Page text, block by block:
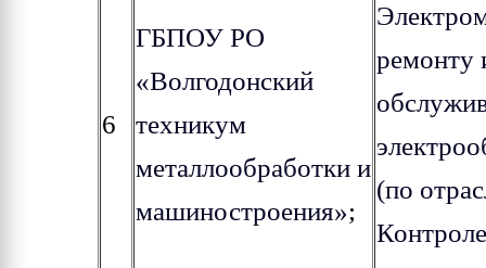
6
ГБПОУ РО
«Волгодонский
техникум
металлообработки и
машиностроения»;
ремонту
(по